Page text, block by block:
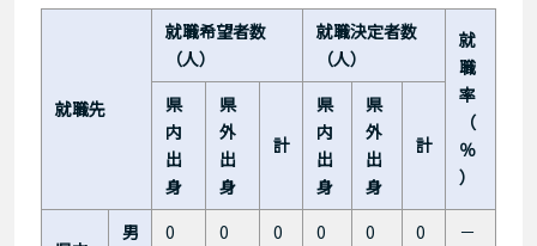
就職先
就職希望者数
（人）
就職決定者数
（人）
就
職
率
（
％
）
県
内
出
身
県
外
出
身
計
県
内
出
身
県
外
出
身
計
男 0 0 0 0 0 0
－